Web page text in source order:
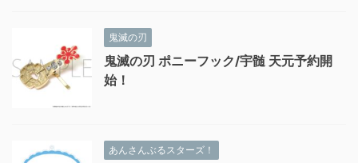
鬼滅の刃
鬼滅の刃 ポニーフック/宇髄 天元予約開
始！
あんさんぶるスターズ！